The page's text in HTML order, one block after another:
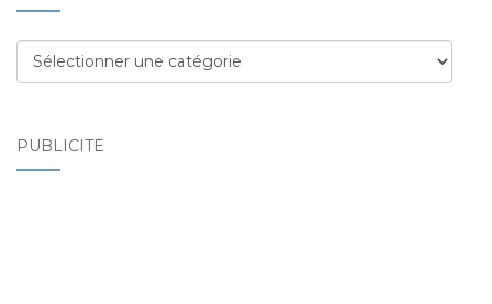
Destinations
PUBLICITÉ